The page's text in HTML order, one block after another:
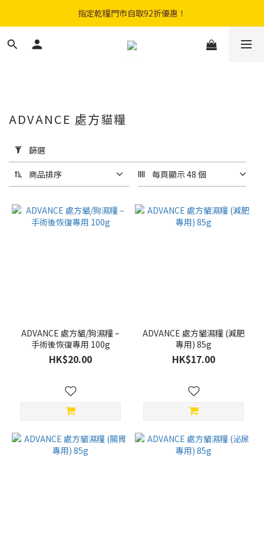
購物滿$300免費順豐智能櫃｜$450免費送貨上門
指定乾糧門市自取92折優惠！
登記成會員即享$20購物金
購物滿$300免費順豐智能櫃｜$450免費送貨上門
用
篩
選
(0/20)
品
牌
體
重
控
ADVANCE 處方貓糧
篩選
商品排序 每頁顯示 48 個
ADVANCE 處方貓/狗濕糧 –
手術後恢復專用 100g
HK$20.00
ADVANCE 處方貓濕糧 (減肥
專用) 85g
HK$17.00